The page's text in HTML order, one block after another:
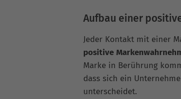
Aufbau einer
Jeder Kontakt mit einer
positive
Marke in Berührung
dass sich ein
unterscheidet.